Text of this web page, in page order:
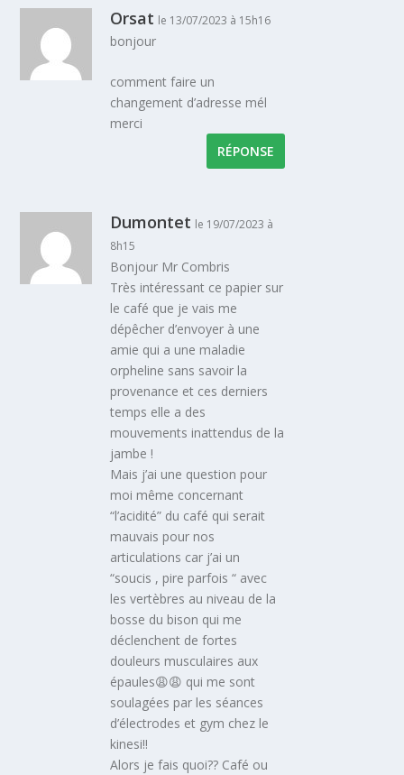
Orsat le 13/07/2023 à 15h16
bonjour
comment faire un
changement d’adresse mél
merci
RÉPONSE
Dumontet le 19/07/2023 à
8h15
Bonjour Mr Combris
Très intéressant ce papier sur
le café que je vais me
dépêcher d’envoyer à une
amie qui a une maladie
orpheline sans savoir la
provenance et ces derniers
temps elle a des
mouvements inattendus de la
jambe !
Mais j’ai une question pour
moi même concernant
“l’acidité” du café qui serait
mauvais pour nos
articulations car j’ai un
“soucis , pire parfois “ avec
les vertèbres au niveau de la
bosse du bison qui me
déclenchent de fortes
douleurs musculaires aux
épaules😩😩 qui me sont
soulagées par les séances
d’électrodes et gym chez le
kinesi!!
Alors je fais quoi?? Café ou